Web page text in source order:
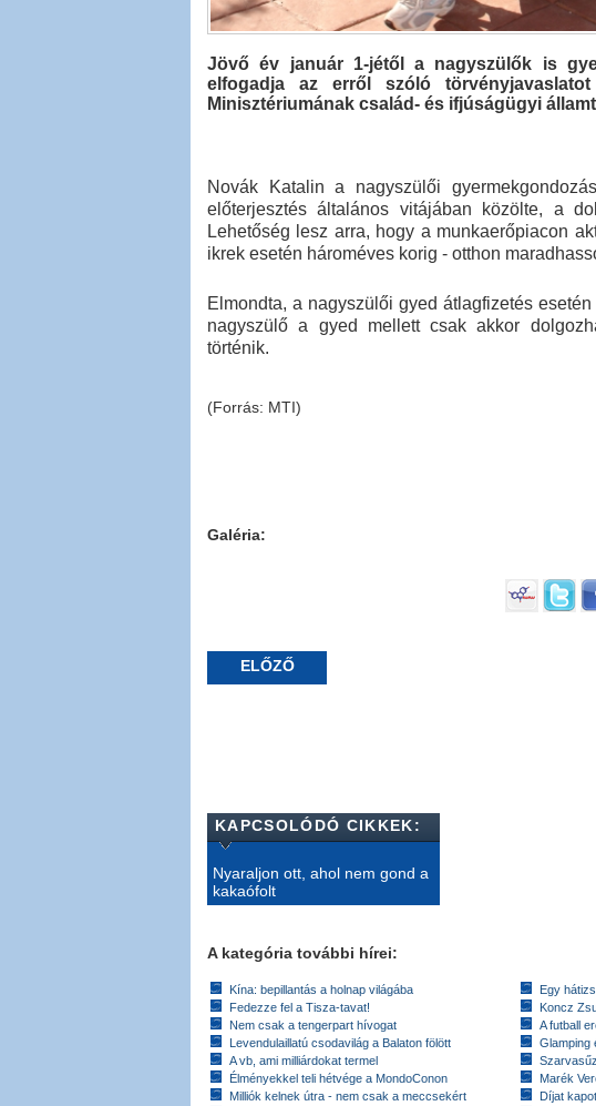
Jövő év január 1-jétől a nagyszülők is
elfogadja az erről szóló
Minisztériumának család- és ifjúságügyi
Novák Katalin a nagyszülői
előterjesztés általános vitájában közölte, a
Lehetőség lesz arra, hogy a munkaerőpiacon
ikrek esetén hároméves korig - otthon
Elmondta, a nagyszülői gyed átlagfizetés
nagyszülő a gyed mellett csak akkor
történik.
(Forrás: MTI)
Galéria:
ELŐZŐ
KAPCSOLÓDÓ CIKKEK:
Nyaraljon ott, ahol nem gond a
kakaófolt
A kategória további hírei:
Kína: bepillantás a holnap világába
Fedezze fel a Tisza-tavat!
Nem csak a tengerpart hívogat
Levendulaillatú csodavilág a Balaton fölött
A vb, ami milliárdokat termel
Élményekkel teli hétvége a MondoConon
Milliók kelnek útra - nem csak a meccsekért
Egy
Koncz
A futball
Glamping
Marék
Díjat